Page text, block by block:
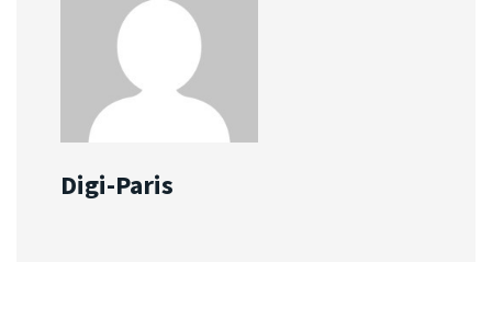
Digi-Paris